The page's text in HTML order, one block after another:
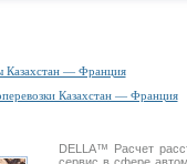
Казахстан — Франция
Казахстан — Франция
DELLA™ Расчет